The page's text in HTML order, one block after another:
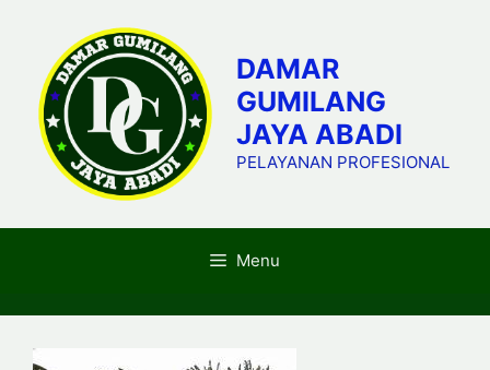
content
DAMAR
GUMILANG
JAYA ABADI
PELAYANAN PROFESIONAL
Menu